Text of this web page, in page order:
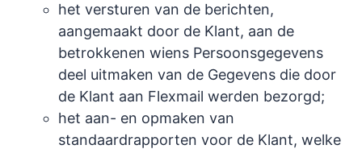
het versturen van de berichten,
aangemaakt door de Klant, aan de
betrokkenen wiens Persoonsgegevens
deel uitmaken van de Gegevens die door
de Klant aan Flexmail werden bezorgd;
het aan- en opmaken van
standaardrapporten voor de Klant, welke